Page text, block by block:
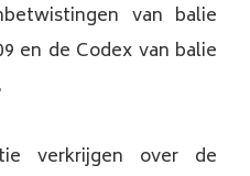
van balie
en de Codex van balie
verkrijgen over de